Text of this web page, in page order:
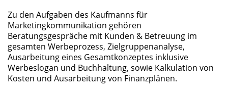
Zu den Aufgaben des Kaufmanns für
Marketingkommunikation gehören
Beratungsgespräche mit Kunden & Betreuung im
gesamten Werbeprozess, Zielgruppenanalyse,
Ausarbeitung eines Gesamtkonzeptes inklusive
Werbeslogan und Buchhaltung, sowie Kalkulation von
Kosten und Ausarbeitung von Finanzplänen.